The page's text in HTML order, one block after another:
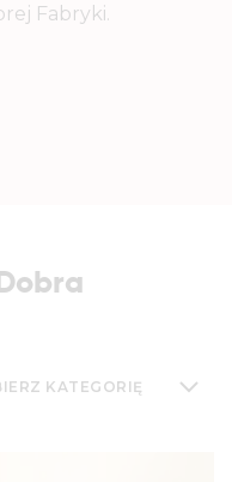
Fabryki.
KATEGORIĘ